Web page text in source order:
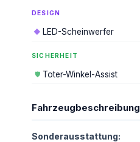
DESIGN
◆ LED-Scheinwerfer
SICHERHEIT
🛡 Toter-Winkel-Assist
Fahrzeugbeschreibung
Sonderausstattung: